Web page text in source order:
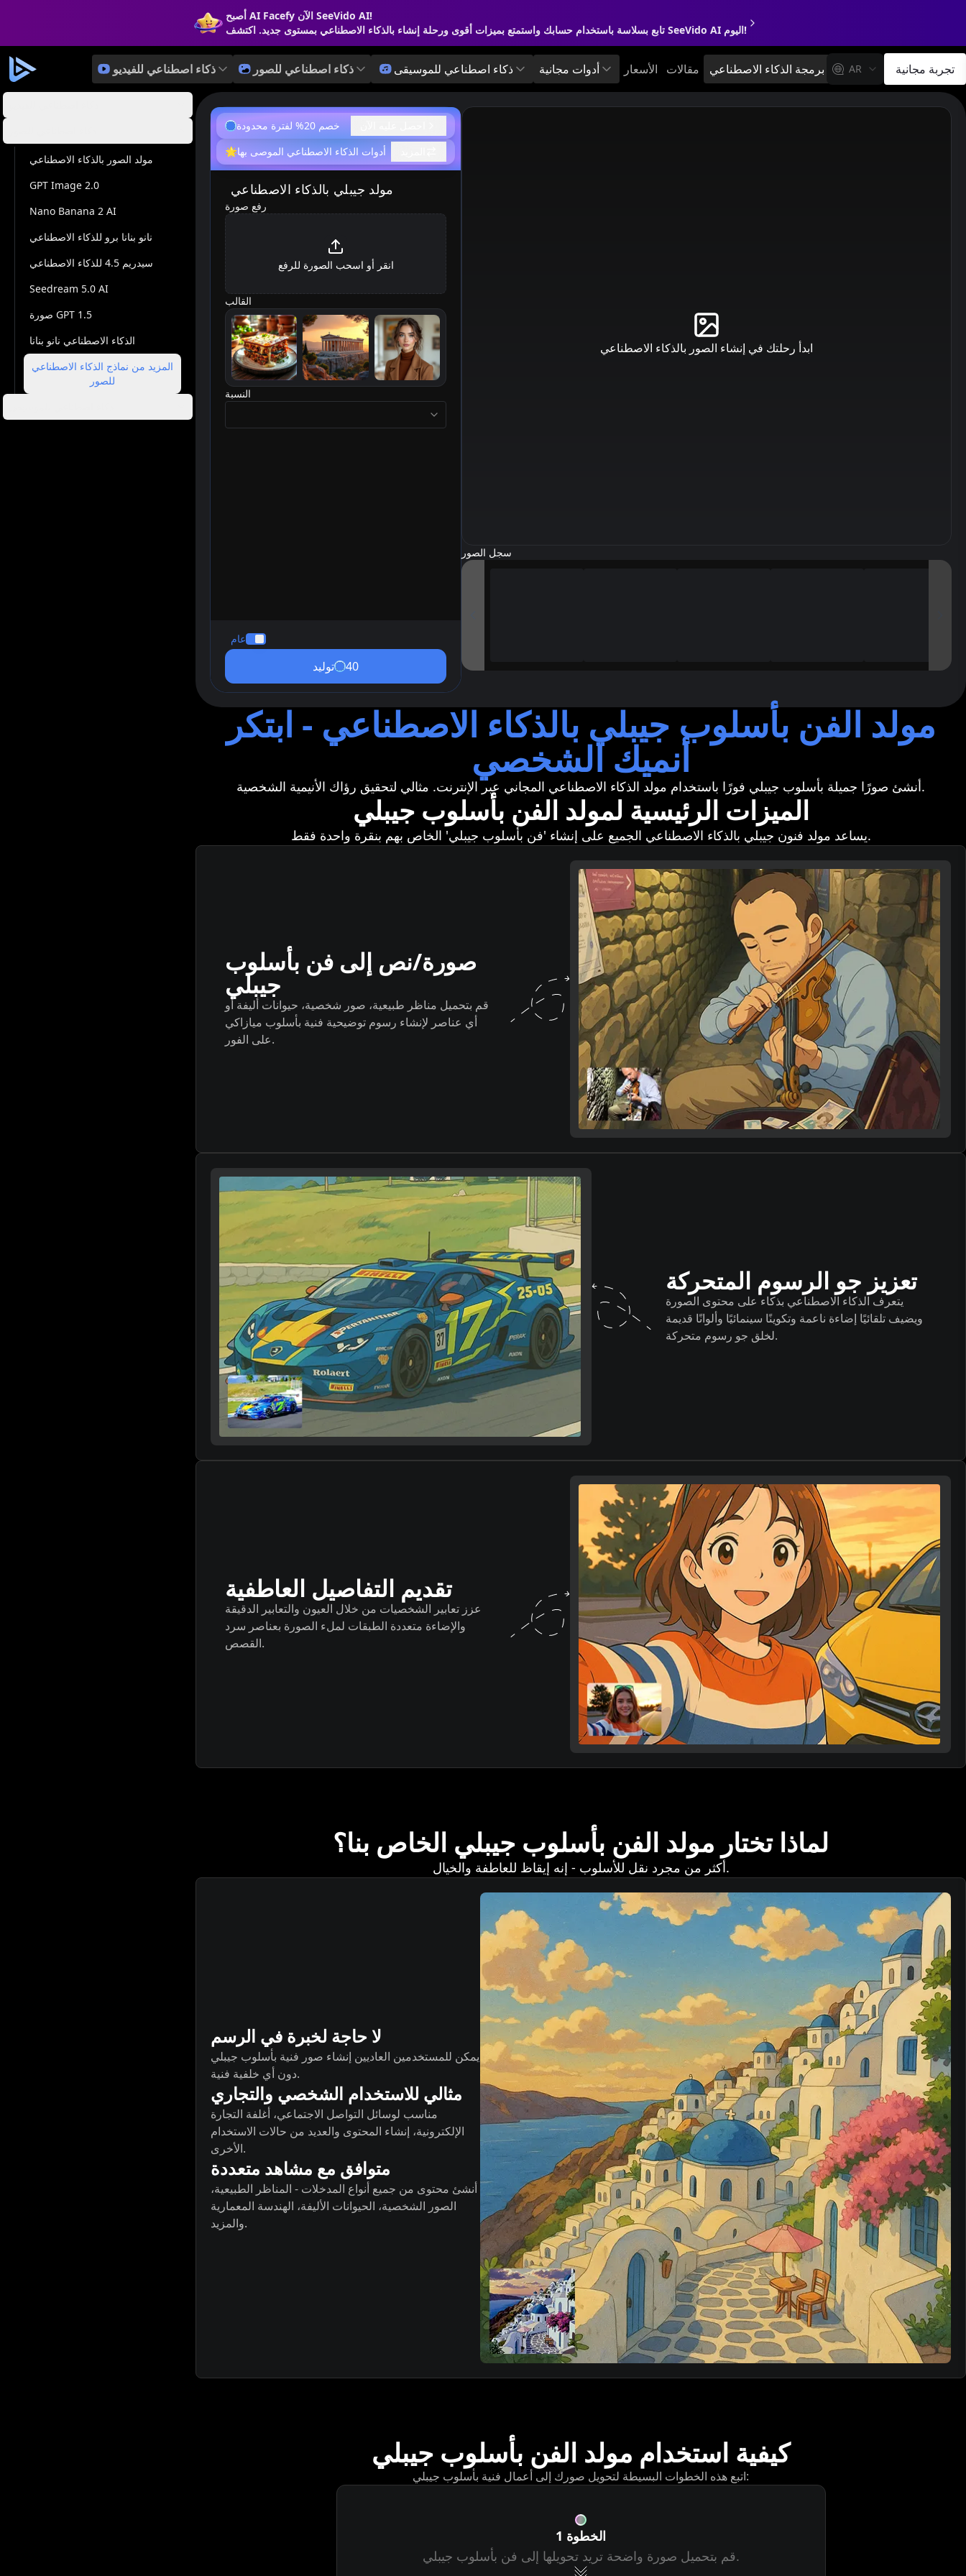
أصبح AI Facefy الآن SeeVido AI!
تابع بسلاسة باستخدام حسابك واستمتع بميزات أقوى ورحلة إنشاء بالذكاء الاصطناعي بمستوى جديد. اكتشف SeeVido AI اليوم!
ذكاء اصطناعي للفيديو ذكاء اصطناعي للصور ذكاء اصطناعي للموسيقى أدوات مجانية الأسعار مقالات واجهة برمجة الذكاء الاصطناعيAR تجربة مجانية
مولد الصور بالذكاء الاصطناعي
GPT Image 2.0
Nano Banana 2 AI
نانو بنانا برو للذكاء الاصطناعي
سيدريم 4.5 للذكاء الاصطناعي
Seedream 5.0 AI
صورة GPT 1.5
الذكاء الاصطناعي نانو بنانا
المزيد من نماذج الذكاء الاصطناعي
للصور
خصم 20% لفترة محدودة
🌟أدوات الذكاء الاصطناعي الموصى بها
مولد جيبلي بالذكاء الاصطناعي
رفع صورة
انقر أو اسحب الصورة للرفع
القالب
النسبة
ratio
عام
توليد 40
ابدأ رحلتك في إنشاء الصور بالذكاء الاصطناعي
سجل الصور
مولد الفن بأسلوب جيبلي بالذكاء الاصطناعي - ابتكر
أنميك الشخصي
أنشئ صورًا جميلة بأسلوب جيبلي فورًا باستخدام مولد الذكاء الاصطناعي المجاني عبر الإنترنت. مثالي لتحقيق رؤاك الأنيمية الشخصية.
الميزات الرئيسية لمولد الفن بأسلوب جيبلي
يساعد مولد فنون جيبلي بالذكاء الاصطناعي الجميع على إنشاء 'فن بأسلوب جيبلي' الخاص بهم بنقرة واحدة فقط.
صورة/نص إلى فن بأسلوب
جيبلي
قم بتحميل مناظر طبيعية، صور شخصية، حيوانات أليفة أو
أي عناصر لإنشاء رسوم توضيحية فنية بأسلوب ميازاكي
على الفور.
تعزيز جو الرسوم المتحركة
يتعرف الذكاء الاصطناعي بذكاء على محتوى الصورة
ويضيف تلقائيًا إضاءة ناعمة وتكوينًا سينمائيًا وألوانًا قديمة
لخلق جو رسوم متحركة.
تقديم التفاصيل العاطفية
عزز تعابير الشخصيات من خلال العيون والتعابير الدقيقة
والإضاءة متعددة الطبقات لملء الصورة بعناصر سرد
القصص.
لماذا تختار مولد الفن بأسلوب جيبلي الخاص بنا؟
أكثر من مجرد نقل للأسلوب - إنه إيقاظ للعاطفة والخيال.
لا حاجة لخبرة في الرسم
يمكن للمستخدمين العاديين إنشاء صور فنية بأسلوب جيبلي
دون أي خلفية فنية.
مثالي للاستخدام الشخصي والتجاري
مناسب لوسائل التواصل الاجتماعي، أغلفة التجارة
الإلكترونية، إنشاء المحتوى والعديد من حالات الاستخدام
الأخرى.
متوافق مع مشاهد متعددة
أنشئ محتوى من جميع أنواع المدخلات - المناظر الطبيعية،
الصور الشخصية، الحيوانات الأليفة، الهندسة المعمارية
والمزيد.
كيفية استخدام مولد الفن بأسلوب جيبلي
اتبع هذه الخطوات البسيطة لتحويل صورك إلى أعمال فنية بأسلوب جيبلي:
الخطوة 1
قم بتحميل صورة واضحة تريد تحويلها إلى فن بأسلوب جيبلي.